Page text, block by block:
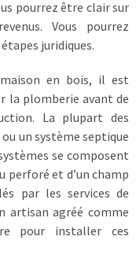
pourrez être clair sur
Vous pourrez
juridiques.
en bois, il est
la plomberie avant de
La plupart des
un système septique
se composent
perforé et d’un champ
par les services de
artisan agréé comme
pour installer ces